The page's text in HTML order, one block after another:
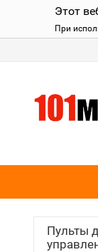
Этот
При
Пульты